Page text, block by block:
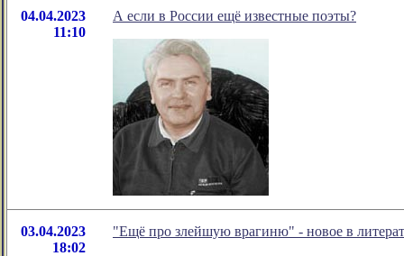
04.04.2023
11:10
А если в России ещё известные поэты?
03.04.2023
18:02
"Ещё про злейшую врагиню" - новое в